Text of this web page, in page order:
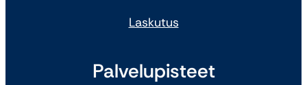
Laskutus
Palvelupisteet